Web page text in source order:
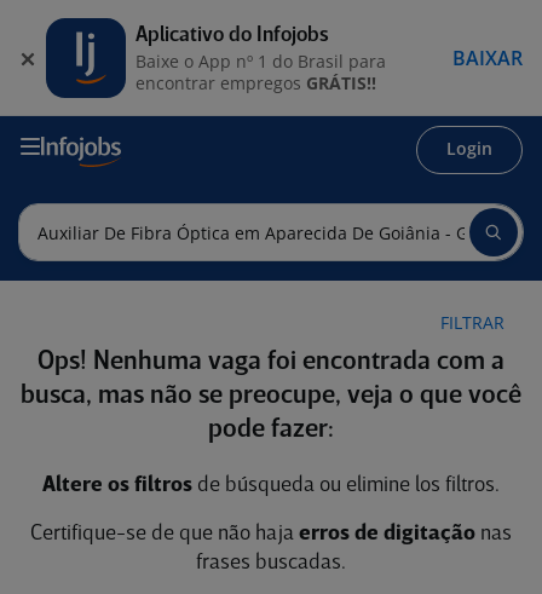
Login
FILTRAR
Ops! Nenhuma vaga foi encontrada com a
busca, mas não se preocupe, veja o que você
pode fazer:
Altere os filtros de búsqueda ou elimine los filtros.
Certifique-se de que não haja erros de digitação nas
frases buscadas.
Aplicativo do Infojobs
Baixe o App nº 1 do Brasil para
encontrar empregos GRÁTIS!!
BAIXAR